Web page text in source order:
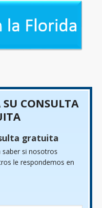
CONSULTA
gratuita
si nosotros
le respondemos en